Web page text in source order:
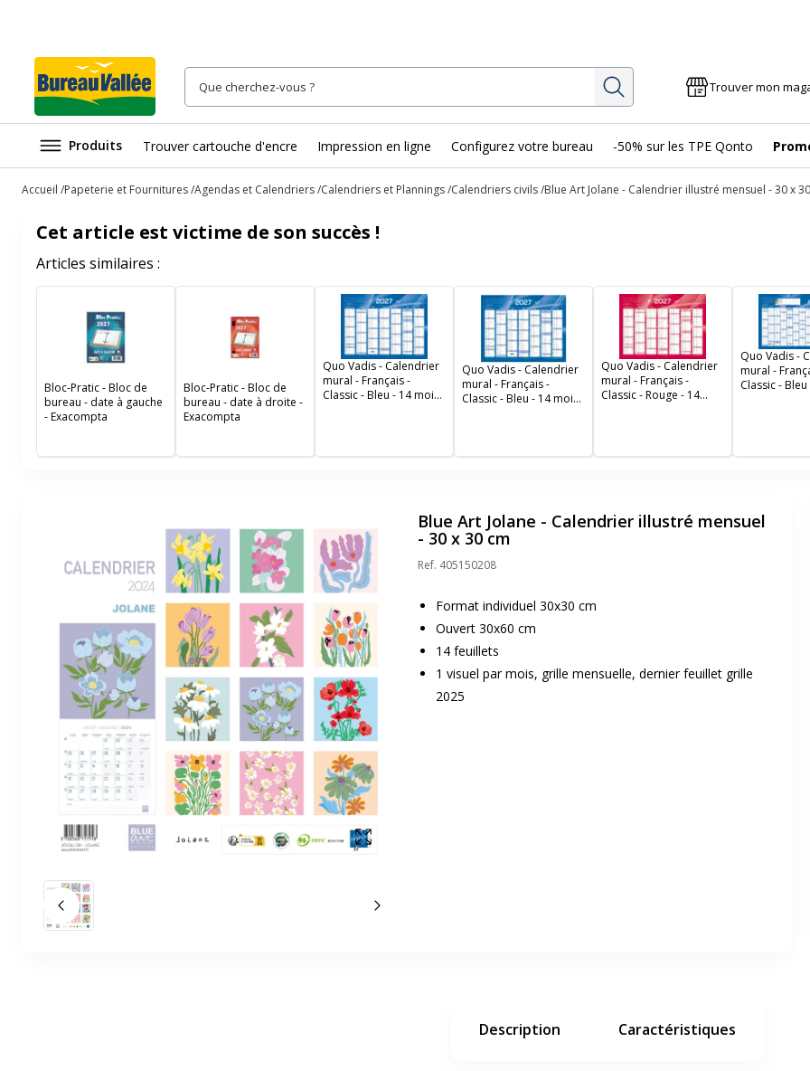
Rechercher Trouver mon
Produits Trouver cartouche d'encre Impression en ligne Configurez votre bureau -50% sur les TPE Qonto
Accueil Papeterie et Fournitures Agendas et Calendriers Calendriers et Plannings Calendriers civils Blue Art Jolane - Calendrier illustré mensuel - 30 x
Cet article est victime de son succès !
Articles similaires :
Bloc-Pratic - Bloc de
bureau - date à gauche
- Exacompta
Bloc-Pratic - Bloc de
bureau - date à droite -
Exacompta
Quo Vadis - Calendrier
mural - Français -
Classic - Bleu - 14 mois
Fabrication française
Quo Vadis - Calendrier
mural - Français -
Classic - Bleu - 14 mois
Fabrication française
Quo Vadis - Calendrier
mural - Français -
Classic - Rouge - 14
blanc - Fabrication
Quo Vadis -
mural -
Classic -
Afficher en plein écran
Slide précédent Slide suivant
Blue Art Jolane - Calendrier illustré mensuel
- 30 x 30 cm
Ref. 405150208
Format individuel 30x30 cm
Ouvert 30x60 cm
14 feuillets
1 visuel par mois, grille mensuelle, dernier feuillet grille
2025
Description Caractéristiques